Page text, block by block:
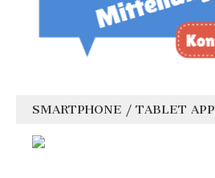
SMARTPHONE / TABLET APP